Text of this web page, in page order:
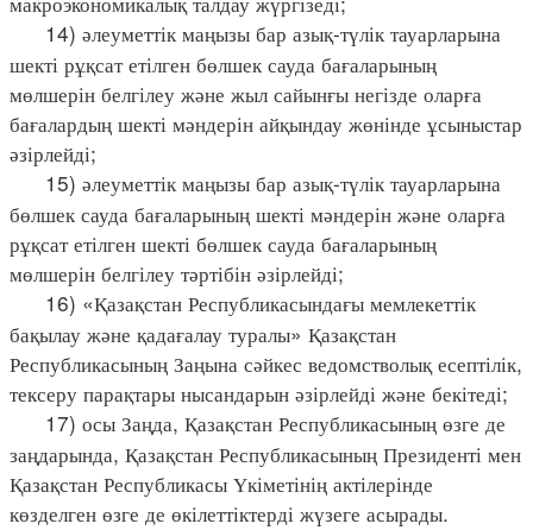
14) әлеуметтік маңызы бар азық-түлік тауарларына
шекті рұқсат етілген бөлшек сауда бағаларының
мөлшерін белгілеу және жыл сайынғы негізде оларға
бағалардың шекті мәндерін айқындау жөнінде ұсыныстар
әзірлейді;
15) әлеуметтік маңызы бар азық-түлік тауарларына
бөлшек сауда бағаларының шекті мәндерін және оларға
рұқсат етілген шекті бөлшек сауда бағаларының
мөлшерін белгілеу тәртібін әзірлейді;
16) «Қазақстан Республикасындағы мемлекеттік
бақылау және қадағалау туралы» Қазақстан
Республикасының Заңына сәйкес ведомстволық есептілік,
тексеру парақтары нысандарын әзірлейді және бекітеді;
17) осы Заңда, Қазақстан Республикасының өзге де
заңдарында, Қазақстан Республикасының Президенті мен
Қазақстан Республикасы Үкіметінің актілерінде
көзделген өзге де өкілеттіктерді жүзеге асырады.